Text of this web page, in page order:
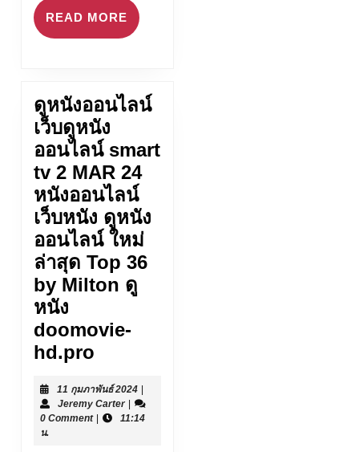
READ MORE READ
MORE
ดูหนังออนไลน์
เว็บดูหนัง
ออนไลน์ smart
tv 2 MAR 24
หนังออนไลน์
เว็บหนัง ดูหนัง
ออนไลน์ ใหม่
ล่าสุด Top 36
by Milton ดู
หนัง
doomovie-
hd.pro
ออนไลน์
เว็บ
11 กุมภาพันธ์ 202411
กุมภาพันธ์
2024
|
Jeremy CarterJeremy
Carter
|
0 Comment |
11:14
น.